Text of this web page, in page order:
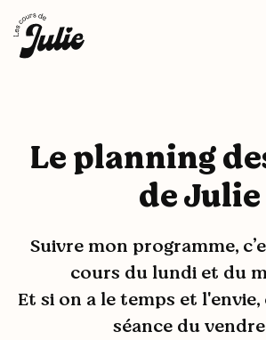
Le planning
de Julie
Suivre mon programme,
cours du lundi et du
Et si on a le temps et
séance du